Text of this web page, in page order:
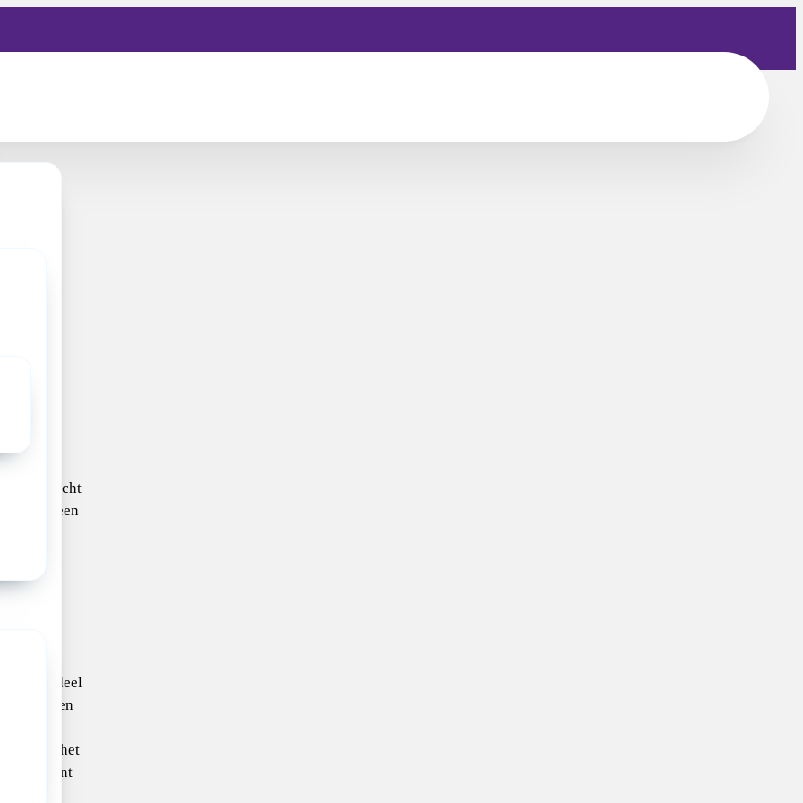
Utrecht
een
wij –
en
is onderdeel
– een
binnen het
betekent